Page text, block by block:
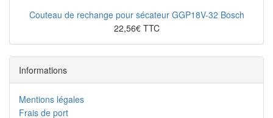
Couteau de rechange pour sécateur GGP18V-32 Bosch
22,56€ TTC
Informations
Mentions légales
Frais de port